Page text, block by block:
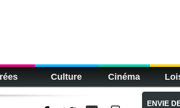
Culture Cinéma
ENVIE